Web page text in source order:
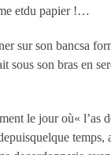
etdu papier !…
sur son bancsa
sous son bras en
le jour où« l’as
temps,